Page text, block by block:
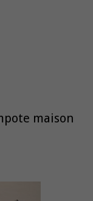
maison